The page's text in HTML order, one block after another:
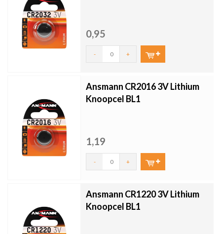
0,95
- +
Ansmann CR2016 3V Lithium
Knoopcel BL1
1,19
- +
Ansmann CR1220 3V Lithium
Knoopcel BL1